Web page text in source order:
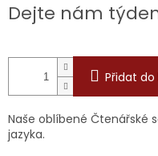
cena:
Dejte nám
Přidat do
Naše oblíbené Čtenářské
jazyka.